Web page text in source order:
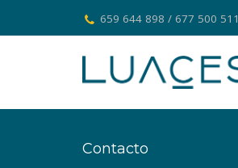
659 644 898 / 677 500 511
Contacto